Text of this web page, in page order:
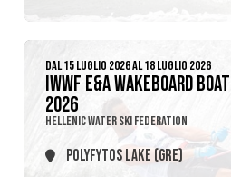
DAL 15 LUGLIO 2026 AL 18 LUGLIO 2026
IWWF E&A WAKEBOARD
2026
HELLENIC WATER SKI FEDERATION
POLYFYTOS LAKE (GRE)